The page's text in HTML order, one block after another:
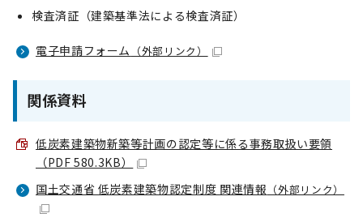
検査済証（建築基準法による検査済証）
電子申請フォーム （外部リンク）
関係資料
低炭素建築物新築等計画の認定等に係る事務取扱い要領
（PDF 580.3KB）
国土交通省 低炭素建築物認定制度 関連情報 （外部リンク）